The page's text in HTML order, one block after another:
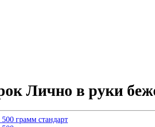
Лично в руки